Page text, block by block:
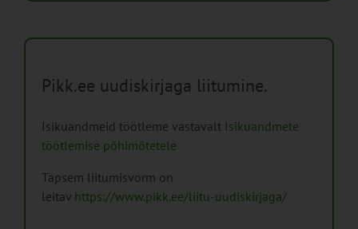
Pikk.ee uudiskirjaga liitumine.
Isikuandmeid töötleme vastavalt Isikuandmete
töötlemise põhimõtetele
Täpsem liitumisvorm on
leitav https://www.pikk.ee/liitu-uudiskirjaga/